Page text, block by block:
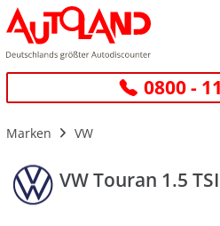
0800 -
Marken VW
VW Touran 1.5